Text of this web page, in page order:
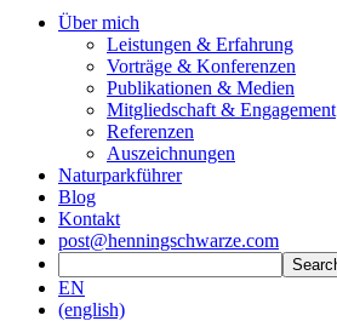
Über mich
Leistungen & Erfahrung
Vorträge & Konferenzen
Publikationen & Medien
Mitgliedschaft & Engagement
Referenzen
Auszeichnungen
Naturparkführer
Blog
Kontakt
post@henningschwarze.com
EN
(english)